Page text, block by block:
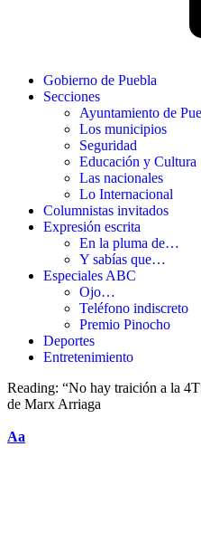
Gobierno de Puebla
Secciones
Ayuntamiento de
Los municipios
Seguridad
Educación y Cultura
Las nacionales
Lo Internacional
Columnistas invitados
Expresión escrita
En la pluma de…
Y sabías que…
Especiales ABC
Ojo…
Teléfono indiscreto
Premio Pinocho
Deportes
Entretenimiento
Reading: “No hay traición a la
de Marx Arriaga
Aa